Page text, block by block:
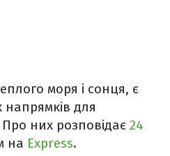
моря і сонця, є
напрямків для
Про них розповідає 24
на Express.